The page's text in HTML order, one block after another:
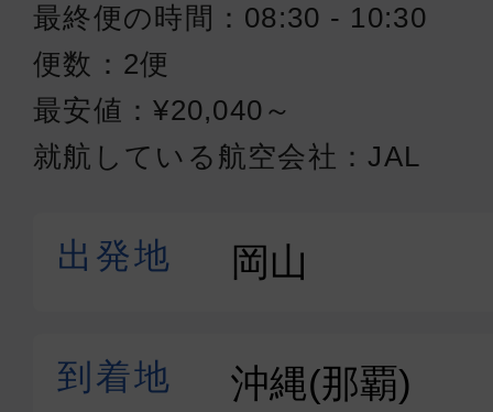
最終便の時間：08:30 - 10:30
便数：2便
最安値：¥20,040～
就航している航空会社：JAL